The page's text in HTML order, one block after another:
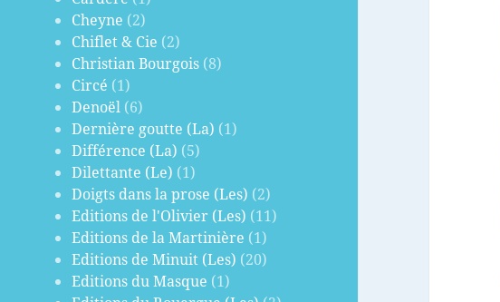
Cheyne (2)
Chiflet & Cie (2)
Christian Bourgois (8)
Circé (1)
Denoël (6)
Dernière goutte (La) (1)
Différence (La) (5)
Dilettante (Le) (1)
Doigts dans la prose (Les) (2)
Editions de l'Olivier (Les) (11)
Editions de la Martinière (1)
Editions de Minuit (Les) (20)
Editions du Masque (1)